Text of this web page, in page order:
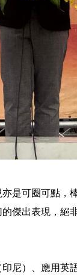
是可圈可點
傑出表現，絕
尼）、應用英